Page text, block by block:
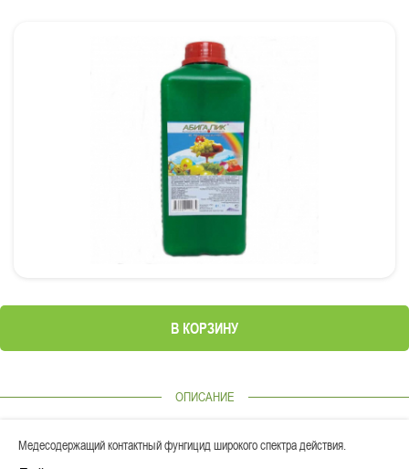
В КОРЗИНУ
ОПИСАНИЕ
Медесодержащий контактный фунгицид широкого спектра действия.